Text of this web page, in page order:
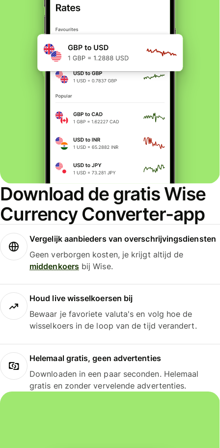
Download de gratis Wise
Currency Converter-app
Vergelijk aanbieders van overschrijvingsdiensten
Geen verborgen kosten, je krijgt altijd de
middenkoersbij Wise.
Houd live wisselkoersen bij
Bewaar je favoriete valuta's en volg hoe de
wisselkoers in de loop van de tijd verandert.
Helemaal gratis, geen advertenties
Downloaden in een paar seconden. Helemaal
gratis en zonder vervelende advertenties.